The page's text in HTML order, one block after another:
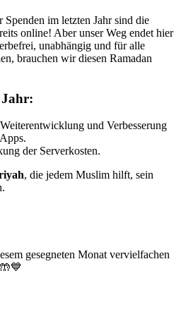
im letzten Jahr sind die
online! Aber unser Weg endet hier
unabhängig und für alle
brauchen wir diesen Ramadan
Jahr:
Weiterentwicklung und Verbesserung
der Serverkosten.
, die jedem Muslim hilft, sein
gesegneten Monat vervielfachen